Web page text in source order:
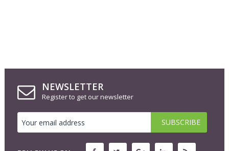
NEWSLETTER
Register to get our newsletter